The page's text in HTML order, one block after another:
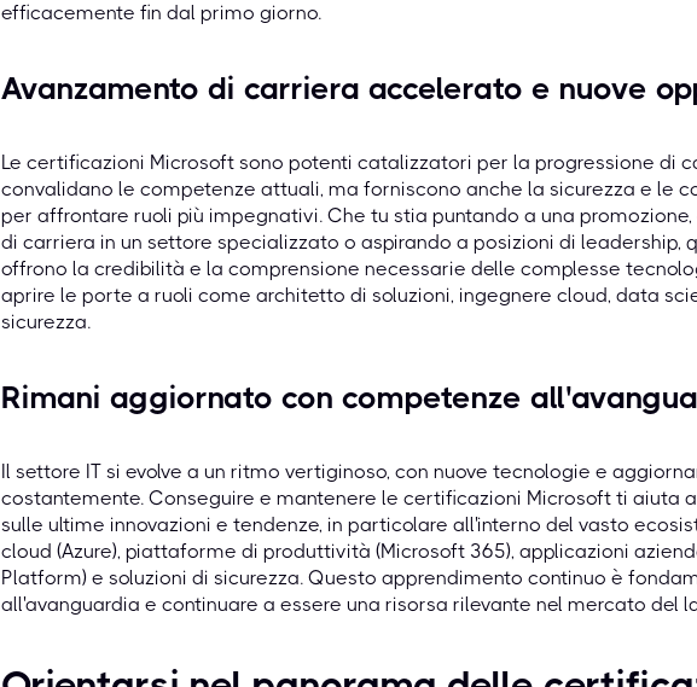
efficacemente fin dal primo giorno.
Avanzamento di carriera accelerato e nuove
Le certificazioni Microsoft sono potenti catalizzatori per la progressione di
convalidano le competenze attuali, ma forniscono anche la sicurezza e le
per affrontare ruoli più impegnativi. Che tu stia puntando a una
di carriera in un settore specializzato o aspirando a posizioni di leadership,
offrono la credibilità e la comprensione necessarie delle complesse
aprire le porte a ruoli come architetto di soluzioni, ingegnere cloud, data
sicurezza.
Rimani aggiornato con competenze
Il settore IT si evolve a un ritmo vertiginoso, con nuove tecnologie e
costantemente. Conseguire e mantenere le certificazioni Microsoft ti aiuta
sulle ultime innovazioni e tendenze, in particolare all'interno del vasto
cloud (Azure), piattaforme di produttività (Microsoft 365), applicazioni
Platform) e soluzioni di sicurezza. Questo apprendimento continuo è
all'avanguardia e continuare a essere una risorsa rilevante nel mercato del